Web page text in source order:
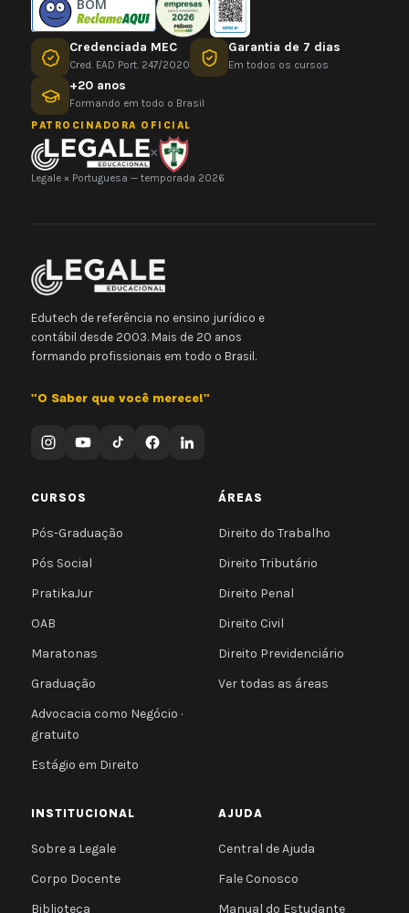
BOM
Credenciada MEC
Cred. EAD Port. 247/2020
Garantia de 7 dias
Em todos os cursos
+20 anos
Formando em todo o Brasil
PATROCINADORA OFICIAL
×
Legale × Portuguesa — temporada 2026
Edutech de referência no ensino jurídico e
contábil desde 2003. Mais de 20 anos
formando profissionais em todo o Brasil.
"O Saber que você merece!"
CURSOS
Pós-Graduação
Pós Social
PratikaJur
OAB
Maratonas
Graduação
Advocacia como Negócio ·
gratuito
Estágio em Direito
ÁREAS
Direito do Trabalho
Direito Tributário
Direito Penal
Direito Civil
Direito Previdenciário
Ver todas as áreas
INSTITUCIONAL
Sobre a Legale
Corpo Docente
Biblioteca
AJUDA
Central de Ajuda
Fale Conosco
Manual do Estudante